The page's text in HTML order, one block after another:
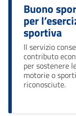
Buono
per
sportiva
Il servizio
contributo
per sostenere
motorie o
riconosciute.